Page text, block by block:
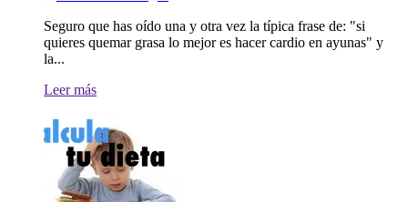
Seguro que has oído una y otra vez la típica frase de: "si
quieres quemar grasa lo mejor es hacer cardio en ayunas" y
la...
Leer más